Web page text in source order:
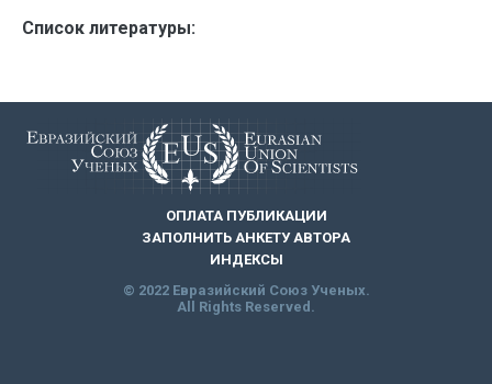
Список литературы:
ОПЛАТА ПУБЛИКАЦИИ
ЗАПОЛНИТЬ АНКЕТУ АВТОРА
ИНДЕКСЫ
© 2022 Евразийский Союз Ученых.
All Rights Reserved.